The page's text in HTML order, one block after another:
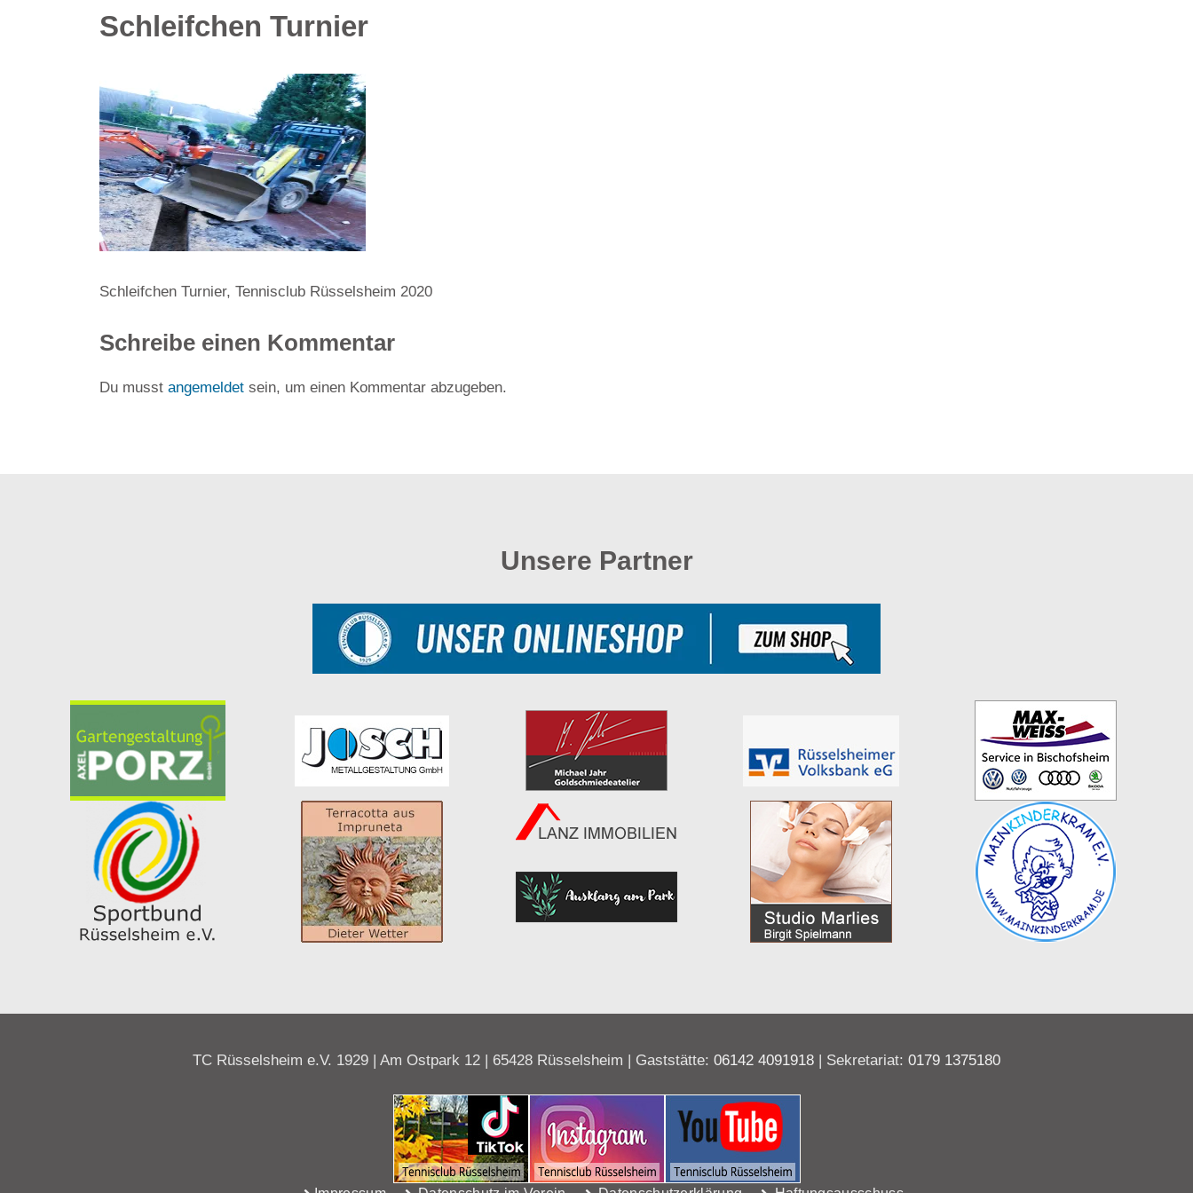
Schleifchen Turnier
Schleifchen Turnier, Tennisclub Rüsselsheim 2020
Schreibe einen Kommentar
Du musst angemeldet sein, um einen Kommentar abzugeben.
Unsere Partner
TC Rüsselsheim e.V. 1929 | Am Ostpark 12 | 65428 Rüsselsheim | Gaststätte: 06142 4091918 | Sekretariat: 0179 1375180